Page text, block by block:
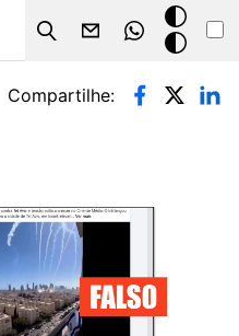
Search
Modo
escuro
Compartilhe: